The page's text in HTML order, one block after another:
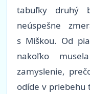
tabuľky druhý
neúspešne
s Miškou. Od
nakoľko
zamyslenie,
odíde v priebehu